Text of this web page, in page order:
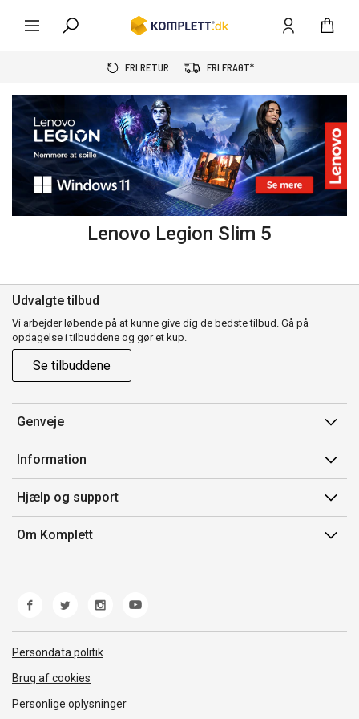
FRI RETUR FRI FRAGT*
Lenovo Legion Slim 5
Udvalgte tilbud
Vi arbejder løbende på at kunne give dig de bedste tilbud. Gå på
opdagelse i tilbuddene og gør et kup.
Se tilbuddene
Genveje
Min side
Ordrehistorik
Gavekort
Information
Salgsbetingelser
Mærker/producent
Fortrydelsesret
Hjælp og support
Kontakt os
Kundeservice
Fejl/Mangler
Fragt og levering
Om Komplett
Persondata politik
Brug af cookies
Personlige oplysninger